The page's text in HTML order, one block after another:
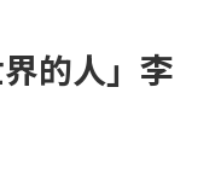
的人」李